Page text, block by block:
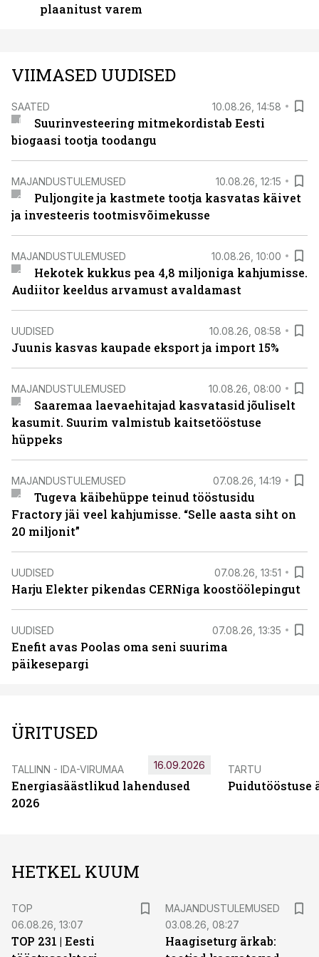
plaanitust varem
VIIMASED UUDISED
SAATED 10.08.26, 14:58
Suurinvesteering mitmekordistab Eesti
biogaasi tootja toodangu
MAJANDUSTULEMUSED 10.08.26, 12:15
Puljongite ja kastmete tootja kasvatas käivet
ja investeeris tootmisvõimekusse
MAJANDUSTULEMUSED 10.08.26, 10:00
Hekotek kukkus pea 4,8 miljoniga kahjumisse.
Audiitor keeldus arvamust avaldamast
UUDISED 10.08.26, 08:58
Juunis kasvas kaupade eksport ja import 15%
MAJANDUSTULEMUSED 10.08.26, 08:00
Saaremaa laevaehitajad kasvatasid jõuliselt
kasumit. Suurim valmistub kaitsetööstuse
hüppeks
MAJANDUSTULEMUSED 07.08.26, 14:19
Tugeva käibehüppe teinud tööstusidu
Fractory jäi veel kahjumisse. “Selle aasta siht on
20 miljonit”
UUDISED 07.08.26, 13:51
Harju Elekter pikendas CERNiga koostöölepingut
UUDISED 07.08.26, 13:35
Enefit avas Poolas oma seni suurima
päikesepargi
ÜRITUSED
TALLINN - IDA-VIRUMAA
Energiasäästlikud lahendused
2026
16.09.2026 TARTU
Puidutööstuse
HETKEL KUUM
TOP
06.08.26, 13:07
TOP 231 | Eesti
MAJANDUSTULEMUSED
03.08.26, 08:27
Haagiseturg ärkab: